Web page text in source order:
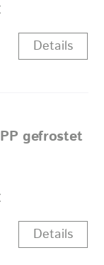
Details
gefrostet
Details